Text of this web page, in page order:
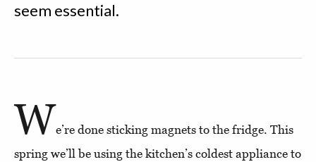
seem essential.
We’re done sticking magnets to the fridge. This
spring we’ll be using the kitchen’s coldest appliance to